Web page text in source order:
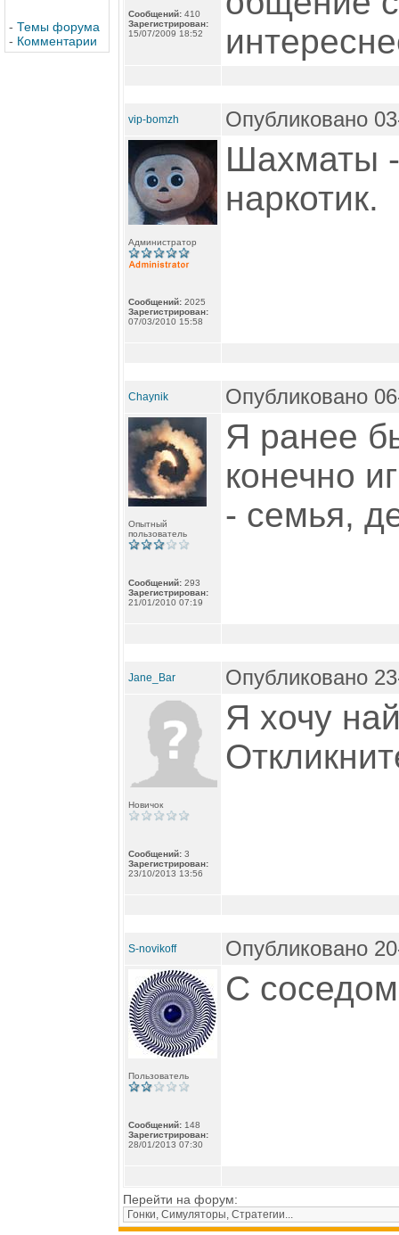
- Темы форума
- Комментарии
Сообщений: 410
Зарегистрирован:
15/07/2009 18:52
vip-bomzh Опубликовано
Администратор
Сообщений: 2025
Зарегистрирован:
07/03/2010 15:58
Шахматы -
наркотик.
Chaynik Опубликовано
Опытный
пользователь
Сообщений: 293
Зарегистрирован:
21/01/2010 07:19
Я ранее
конечно
- семья,
Jane_Bar Опубликовано
Новичок
Сообщений: 3
Зарегистрирован:
23/10/2013 13:56
Я хочу
S-novikoff Опубликовано
Пользователь
Сообщений: 148
Зарегистрирован:
28/01/2013 07:30
С
Перейти на форум: